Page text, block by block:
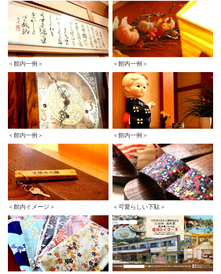
＜館内一例＞ ＜館内一例＞
＜館内一例＞ ＜館内一例＞
＜館内イメージ＞ ＜可愛らしい下駄＞